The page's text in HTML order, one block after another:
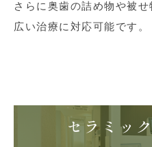
さらに奥歯の詰め物や被
広い治療に対応可能です。
セラミッ